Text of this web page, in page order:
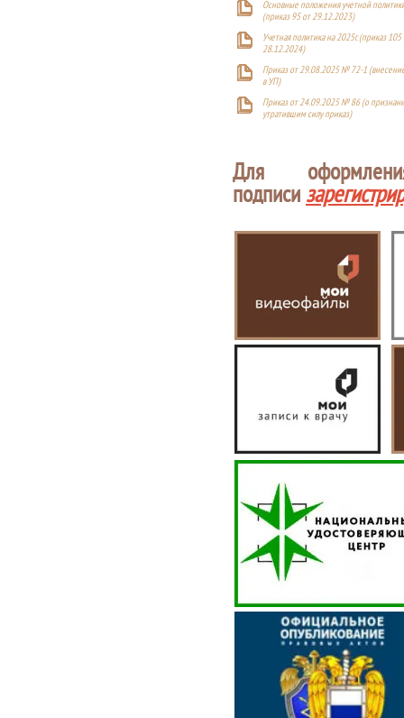
Основные положения учетной
(приказ 95 от 29.12.2023)
Учетная политика на 2025г. (приказ 105
28.12.2024)
Приказ от 29.08.2025 № 72-1
в УП)
Приказ от 24.09.2025 № 86 (о
утратившим силу приказ)
Для
подписи